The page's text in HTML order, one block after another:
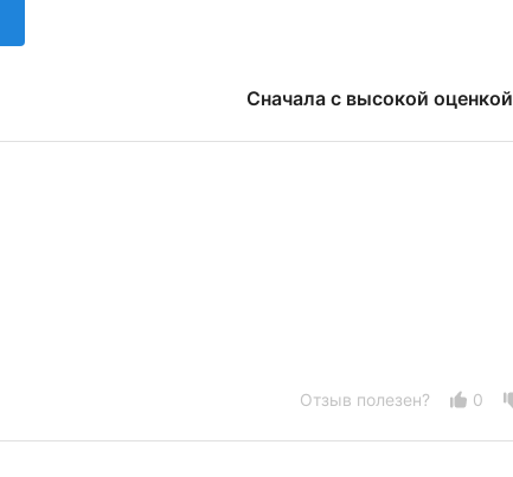
Сначала с высокой оценкой
Отзыв полезен? 0